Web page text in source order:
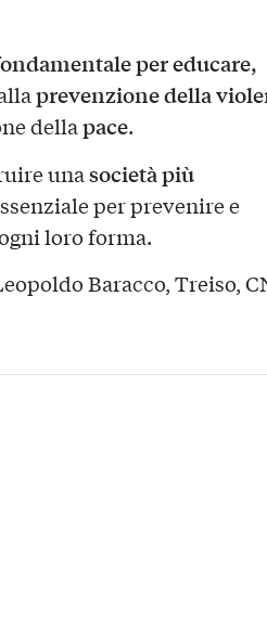
per educare,
prevenzione della
dellapace.
unasocietà più
per prevenire e
loro forma.
Baracco, Treiso,